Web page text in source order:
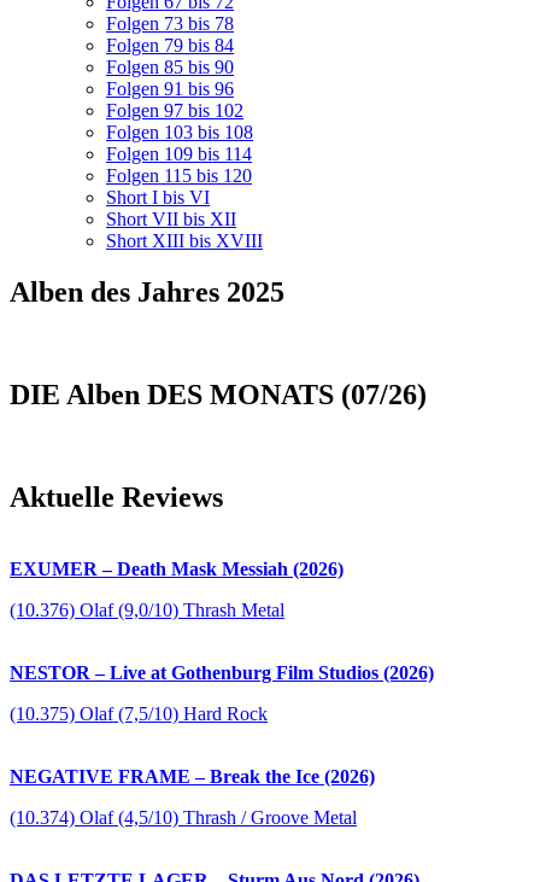
Folgen 73 bis 78
Folgen 79 bis 84
Folgen 85 bis 90
Folgen 91 bis 96
Folgen 97 bis 102
Folgen 103 bis 108
Folgen 109 bis 114
Folgen 115 bis 120
Short I bis VI
Short VII bis XII
Short XIII bis XVIII
Alben des Jahres 2025
DIE Alben DES MONATS (07/26)
Aktuelle Reviews
EXUMER – Death Mask Messiah (2026)
(10.376) Olaf (9,0/10) Thrash Metal
NESTOR – Live at Gothenburg Film Studios (2026)
(10.375) Olaf (7,5/10) Hard Rock
NEGATIVE FRAME – Break the Ice (2026)
(10.374) Olaf (4,5/10) Thrash / Groove Metal